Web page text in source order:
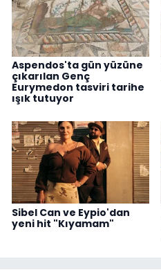
Aspendos'ta gün yüzüne
çıkarılan Genç
Eurymedon tasviri tarihe
ışık tutuyor
Sibel Can ve Eypio'dan
yeni hit "Kıyamam"